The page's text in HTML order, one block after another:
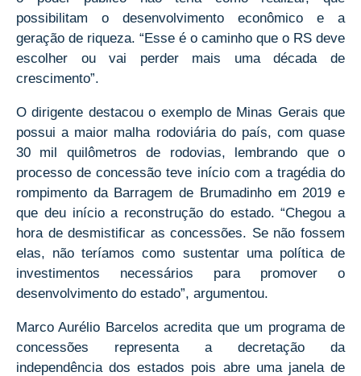
possibilitam o desenvolvimento econômico e a
geração de riqueza. “Esse é o caminho que o RS deve
escolher ou vai perder mais uma década de
crescimento”.
O dirigente destacou o exemplo de Minas Gerais que
possui a maior malha rodoviária do país, com quase
30 mil quilômetros de rodovias, lembrando que o
processo de concessão teve início com a tragédia do
rompimento da Barragem de Brumadinho em 2019 e
que deu início a reconstrução do estado. “Chegou a
hora de desmistificar as concessões. Se não fossem
elas, não teríamos como sustentar uma política de
investimentos necessários para promover o
desenvolvimento do estado”, argumentou.
Marco Aurélio Barcelos acredita que um programa de
concessões representa a decretação da
independência dos estados pois abre uma janela de